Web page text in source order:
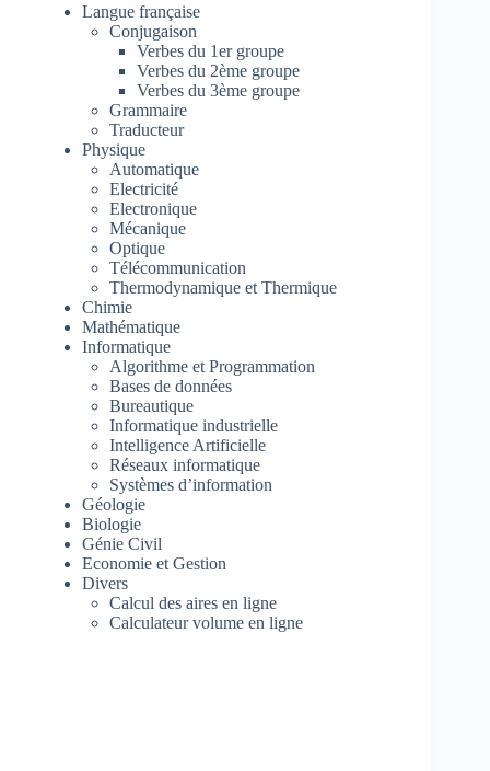
Langue française
Conjugaison
Verbes du 1er groupe
Verbes du 2ème groupe
Verbes du 3ème groupe
Grammaire
Traducteur
Physique
Automatique
Electricité
Electronique
Mécanique
Optique
Télécommunication
Thermodynamique et Thermique
Chimie
Mathématique
Informatique
Algorithme et Programmation
Bases de données
Bureautique
Informatique industrielle
Intelligence Artificielle
Réseaux informatique
Systèmes d’information
Géologie
Biologie
Génie Civil
Economie et Gestion
Divers
Calcul des aires en ligne
Calculateur volume en ligne